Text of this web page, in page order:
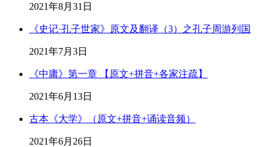
2021年8月31日
《史记·孔子世家》原文及翻译（3）之孔子周游列国
2021年7月3日
《中庸》第一章 【原文+拼音+各家注疏】
2021年6月13日
古本《大学》（原文+拼音+诵读音频）
2021年6月26日